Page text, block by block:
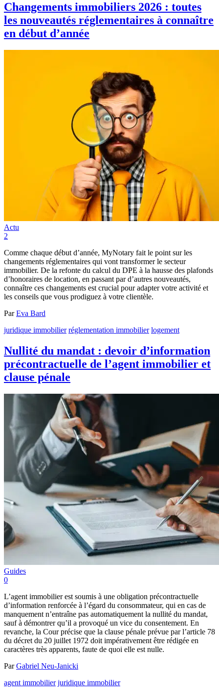
Changements immobiliers 2026 : toutes
les nouveautés réglementaires à connaître
en début d’année
Actu
2
Comme chaque début d’année, MyNotary fait le point sur les
changements réglementaires qui vont transformer le secteur
immobilier. De la refonte du calcul du DPE à la hausse des plafonds
d’honoraires de location, en passant par d’autres nouveautés,
connaître ces changements est crucial pour adapter votre activité et
les conseils que vous prodiguez à votre clientèle.
ParEva Bard
juridique immobilier réglementation immobilier logement
Nullité du mandat : devoir d’information
précontractuelle de l’agent immobilier et
clause pénale
Guides
0
L’agent immobilier est soumis à une obligation précontractuelle
d’information renforcée à l’égard du consommateur, qui en cas de
manquement n’entraîne pas automatiquement la nullité du mandat,
sauf à démontrer qu’il a provoqué un vice du consentement. En
revanche, la Cour précise que la clause pénale prévue par l’article 78
du décret du 20 juillet 1972 doit impérativement être rédigée en
caractères très apparents, faute de quoi elle est nulle.
ParGabriel Neu-Janicki
agent immobilier juridique immobilier